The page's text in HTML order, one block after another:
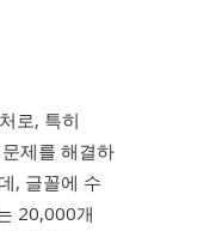
로, 특히
제를 해결하
, 글꼴에 수
20,000개